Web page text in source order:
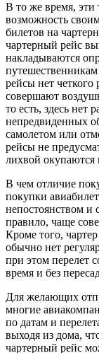
В то же время, эти
возможность
билетов на
чартерный рейс
накладываются
рейсы нет
совершают
то есть, здесь нет
непредвиденных
самолетом или
рейсы не
лихвой окупаются
В чем отличие
покупки
непостоянством и
правило, чаще
Кроме того,
обычно нет
при этом перелет
время и без
Для желающих
многие
по датам и
выходя из дома,
чартерный рейс